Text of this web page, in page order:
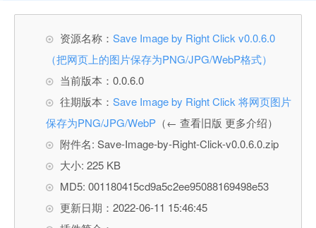
资源名称： Save Image by Right Click v0.0.6.0
（把网页上的图片保存为PNG/JPG/WebP格式）
当前版本：0.0.6.0
往期版本： Save Image by Right Click 将网页图片
保存为PNG/JPG/WebP （← 查看旧版 更多介绍）
附件名: Save-Image-by-Right-Click-v0.0.6.0.zip
大小: 225 KB
MD5: 001180415cd9a5c2ee95088169498e53
更新日期：2022-06-11 15:46:45